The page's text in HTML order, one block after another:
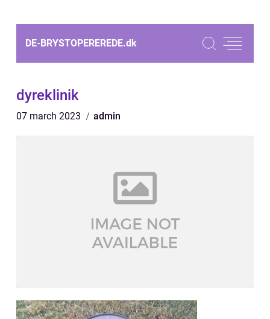
DE-BRYSTOPEREREDE.dk
dyreklinik
07 march 2023 admin